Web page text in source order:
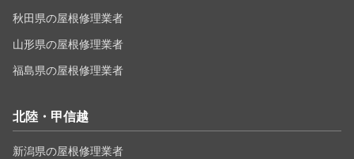
秋田県の屋根修理業者
山形県の屋根修理業者
福島県の屋根修理業者
北陸・甲信越
新潟県の屋根修理業者